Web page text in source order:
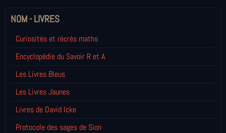
NOM - LIVRES
Curiosités et récrés maths
Encyclopédie du Savoir R et A
Les Livres Bleus
Les Livres Jaunes
Livres de David Icke
Protocole des sages de Sion